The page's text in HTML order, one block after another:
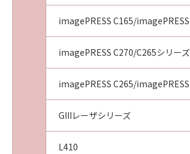
るアップデート、バグの修正または
提供について、いかなる責任を負う
りません。
６．輸出
必要な認可等を得ることなしに、「
ウェア」の全部または一部を、直
に輸出してはなりません。
７．契約期間
imagePRESS C165/
imagePRESS C270/C265シリーズ
imagePRESS C265/
GIIIレーザシリーズ
L410